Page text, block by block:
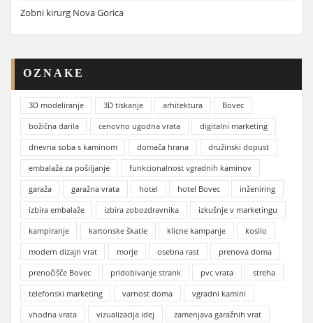
Zobni kirurg Nova Gorica
OZNAKE
3D modeliranje 3D tiskanje arhitektura
Bovec
božična darila
cenovno ugodna vrata
digitalni marketing
dnevna soba s kaminom
domača hrana
družinski dopust
embalaža za pošiljanje
funkcionalnost vgradnih kaminov
garaža
garažna vrata hotel hotel Bovec
inženiring
izbira embalaže
izbira zobozdravnika
izkušnje v marketingu
kampiranje
kartonske škatle klicne kampanje
kosilo
modern dizajn vrat
morje osebna rast
prenova doma
prenočišče Bovec
pridobivanje strank pvc vrata
streha
telefonski marketing
varnost doma
vgradni kamini
vhodna vrata
vizualizacija idej zamenjava garažnih vrat